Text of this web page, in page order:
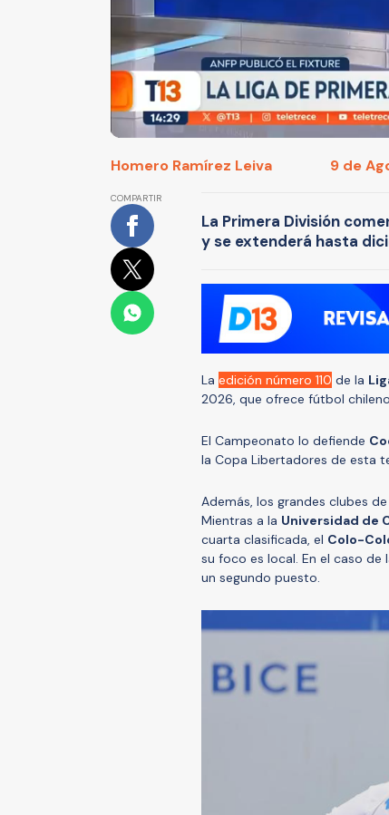
Homero Ramírez Leiva 9 de
COMPARTIR
La Primera División
y se extenderá hasta
La edición número 110 de la
2026, que ofrece fútbol
El Campeonato lo defiende
la Copa Libertadores de esta
Además, los grandes clubes
Mientras a la Universidad de
cuarta clasificada, el Colo-
su foco es local. En el caso de
un segundo puesto.